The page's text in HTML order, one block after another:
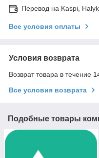
Перевод на Kaspi, Halyk
Все условия оплаты
Условия возврата
Возврат товара в течение
Все условия возврата
Подобные товары